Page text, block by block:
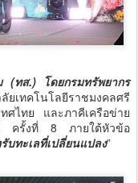
(ทส.) โดยกรมทรัพยากร
ยเทคโนโลยีราชมงคลศรี
ศไทย และภาคีเครือข่าย
ล ครั้งที่ 8 ภายใต้หัวข้อ
บทะเลที่เปลี่ยนแปลง”